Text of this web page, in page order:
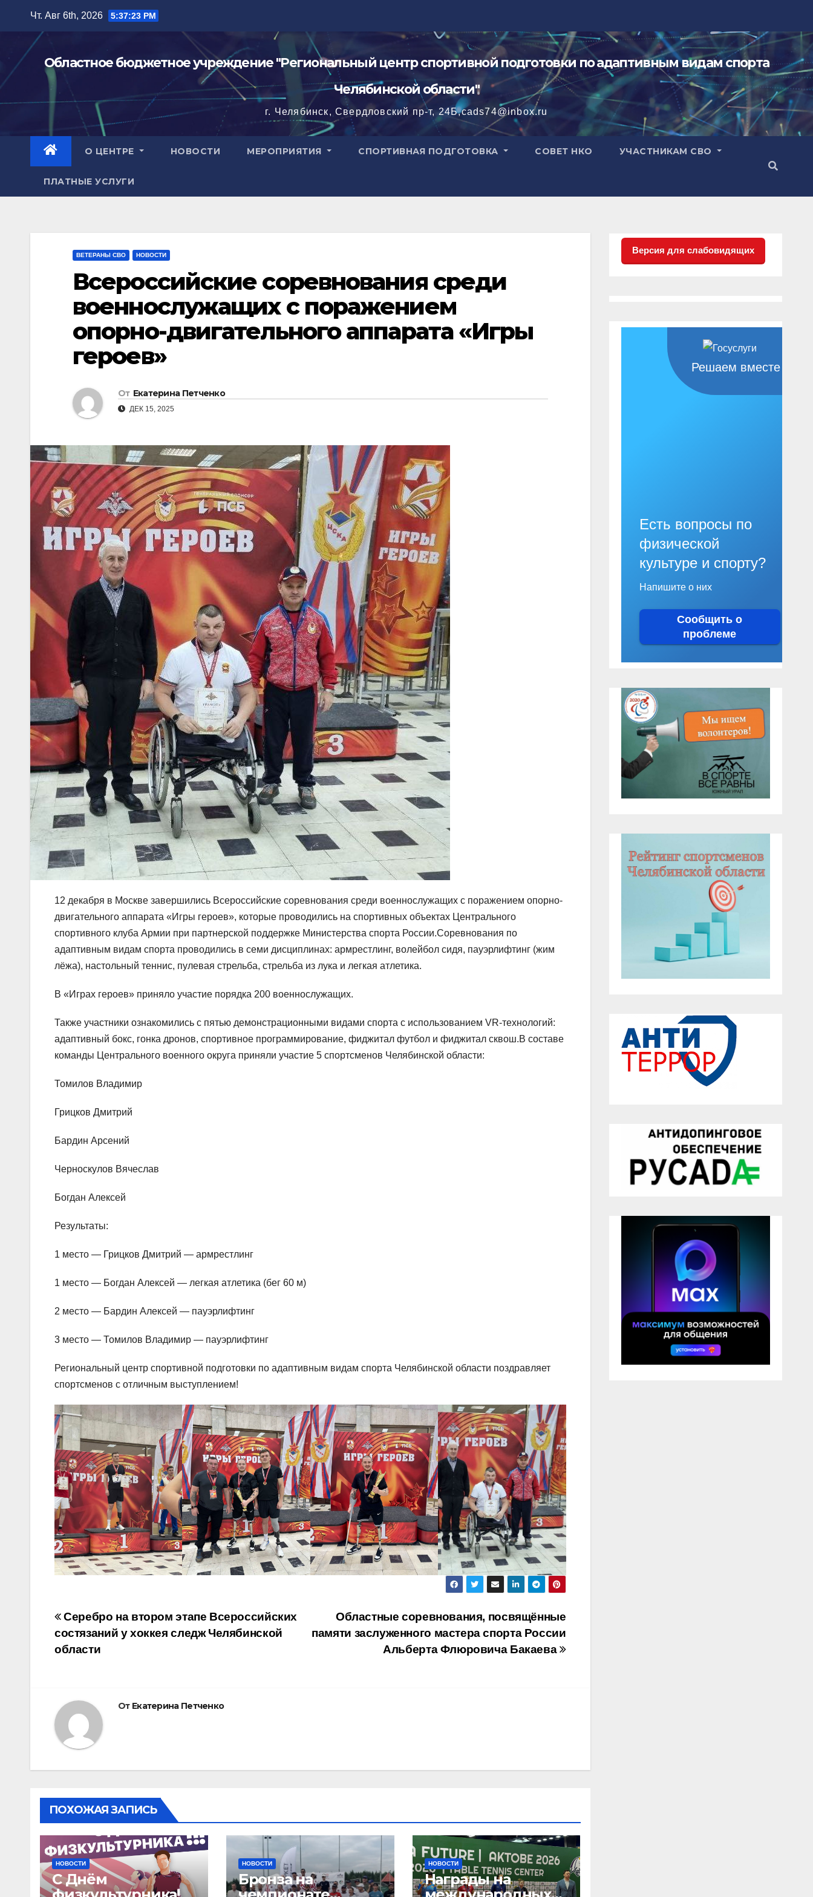
содержимому
Чт. Авг 6th, 2026 5:37:25 PM
Областное бюджетное учреждение "Региональный центр спортивной подготовки по адаптивным видам спорта
Челябинской области"
г. Челябинск, Свердловский пр-т, 24Б,cads74@inbox.ru
О ЦЕНТРЕ НОВОСТИ МЕРОПРИЯТИЯ СПОРТИВНАЯ ПОДГОТОВКА СОВЕТ НКО УЧАСТНИКАМ СВО
ПЛАТНЫЕ УСЛУГИ
ВЕТЕРАНЫ СВО НОВОСТИ
Всероссийские соревнования среди
военнослужащих с поражением
опорно-двигательного аппарата «Игры
героев»
От Екатерина Петченко
ДЕК 15, 2025
12 декабря в Москве завершились Всероссийские соревнования среди военнослужащих с поражением опорно-
двигательного аппарата «Игры героев», которые проводились на спортивных объектах Центрального
спортивного клуба Армии при партнерской поддержке Министерства спорта России.Соревнования по
адаптивным видам спорта проводились в семи дисциплинах: армрестлинг, волейбол сидя, пауэрлифтинг (жим
лёжа), настольный теннис, пулевая стрельба, стрельба из лука и легкая атлетика.
В «Играх героев» приняло участие порядка 200 военнослужащих.
Также участники ознакомились с пятью демонстрационными видами спорта с использованием VR-технологий:
адаптивный бокс, гонка дронов, спортивное программирование, фиджитал футбол и фиджитал сквош.В составе
команды Центрального военного округа приняли участие 5 спортсменов Челябинской области:
Томилов Владимир
Грицков Дмитрий
Бардин Арсений
Черноскулов Вячеслав
Богдан Алексей
Результаты:
1 место — Грицков Дмитрий — армрестлинг
1 место — Богдан Алексей — легкая атлетика (бег 60 м)
2 место — Бардин Алексей — пауэрлифтинг
3 место — Томилов Владимир — пауэрлифтинг
Региональный центр спортивной подготовки по адаптивным видам спорта Челябинской области поздравляет
спортсменов с отличным выступлением!
Навигация
по
Областные соревнования, посвящённые
памяти заслуженного мастера спорта России
Альберта Флюровича Бакаева
Серебро на втором этапе Всероссийских
состязаний у хоккея следж Челябинской
области
От Екатерина Петченко
ПОХОЖАЯ ЗАПИСЬ
НОВОСТИ
С Днём
НОВОСТИ
Бронза на
НОВОСТИ
Награды на
Версия для слабовидящих
Решаем вместе
Есть вопросы по
физической
культуре и спорту?
Напишите о них
Сообщить о
проблеме